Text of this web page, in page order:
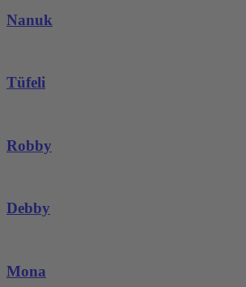
Nanuk
Tüfeli
Robby
Debby
Mona